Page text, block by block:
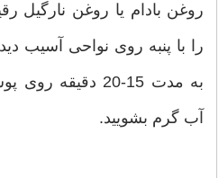
روغن بادام یا روغن نارگیل
را با پنبه روی نواحی آسیب
به مدت 15-20
آب گرم بشویید.